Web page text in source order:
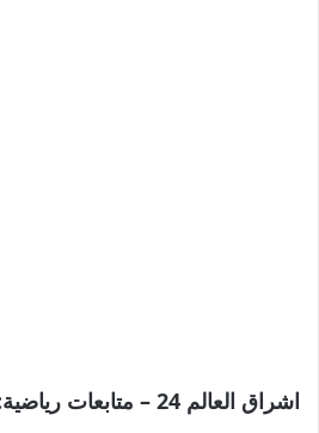
اشراق العالم 24 – متابعات رياضية: